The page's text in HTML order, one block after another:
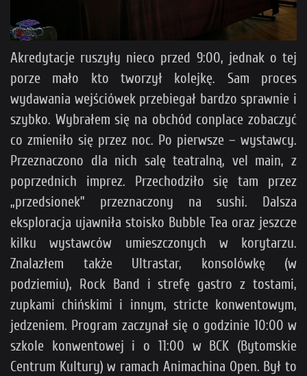
Akredytacje ruszyły nieco przed 9:00, jednak o tej
porze mało kto tworzył kolejkę. Sam proces
wydawania wejściówek przebiegał bardzo sprawnie i
szybko. Wybrałem się na obchód conplace zobaczyć
co zmieniło się przez noc. Po pierwsze – wystawcy.
Przeznaczono dla nich salę teatralną, vel main, z
poprzednich imprez. Przechodziło się tam przez
„przedsionek” przeznaczony na sushi. Dalsza
eksploracja ujawniła stoisko Bubble Tea oraz jeszcze
kilku wystawców umieszczonych w korytarzu.
Znalazłem także Ultrastar, konsolówkę (w
podziemiu), Rock Band i strefę gastro z tostami,
zupkami chińskimi i innym, stricte konwentowym,
jedzeniem. Program zaczynał się o godzinie 10:00 w
szkole konwentowej i o 11:00 w BCK (Bytomskie
Centrum Kultury) w ramach Animachina Open. Był to